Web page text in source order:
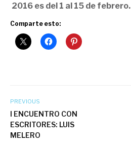
2016 es del 1 al 15 de febrero.
Comparte esto:
PREVIOUS
I ENCUENTRO CON
ESCRITORES: LUIS
MELERO